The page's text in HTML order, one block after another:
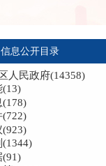
信息公开目录